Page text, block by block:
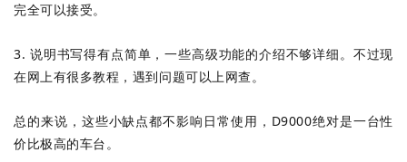
完全可以接受。
3. 说明书写得有点简单，一些高级功能的介绍不够详细。不过现
在网上有很多教程，遇到问题可以上网查。
总的来说，这些小缺点都不影响日常使用，D9000绝对是一台性
价比极高的车台。